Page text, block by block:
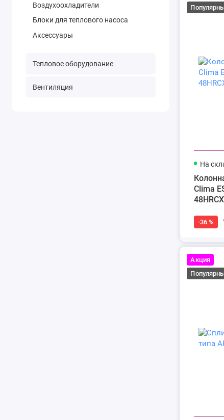
Воздухоохладители
Блоки для теплового насоса
Аксессуары
Тепловое оборудование
Вентиляция
На
Clima
-36 %
Акция